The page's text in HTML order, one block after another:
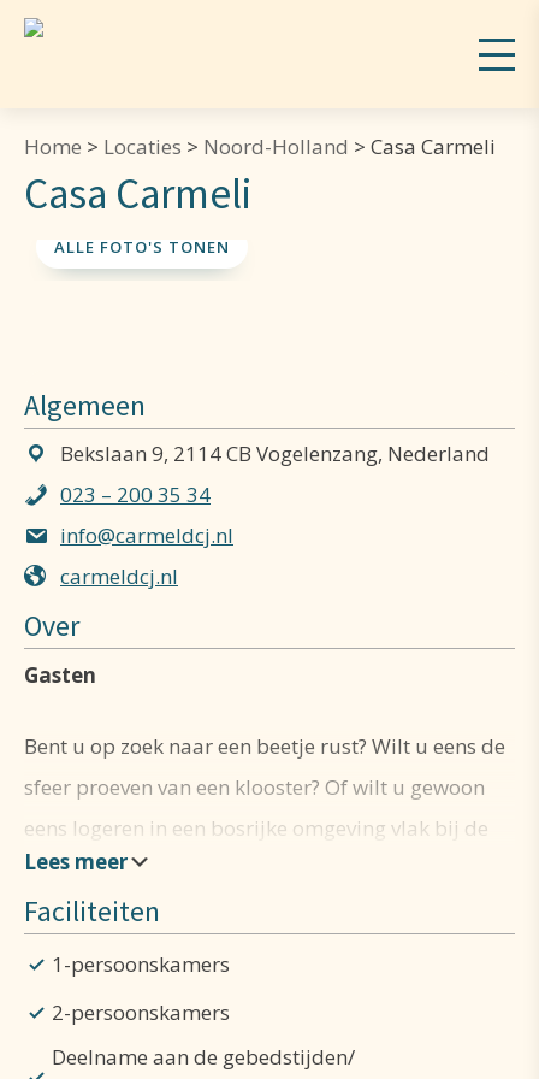
Home > Locaties > Noord-Holland > Casa Carmeli
Casa Carmeli
ALLE FOTO'S TONEN
Algemeen
Bekslaan 9, 2114 CB Vogelenzang, Nederland
023 – 200 35 34
info@carmeldcj.nl
carmeldcj.nl
Over
Gasten
Bent u op zoek naar een beetje rust? Wilt u eens de
sfeer proeven van een klooster? Of wilt u gewoon
eens logeren in een bosrijke omge­ving vlak bij de
duinen? De zusters ont­van­gen u graag!
Op ons klooster­com­plex hebben we een aantal
gasten­ka­mers die open staan voor gasten die
graag eens bij ons willen ver­blij­ven. We be­schik­ken
over een aantal ver­schil­lende kamers en over
Faciliteiten
1-persoonskamers
2-persoonskamers
Deelname aan de gebedstijden/